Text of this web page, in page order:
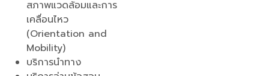
สภาพแวดล้อมและการ
เคลื่อนไหว
(Orientation and
Mobility)
บริการนำทาง